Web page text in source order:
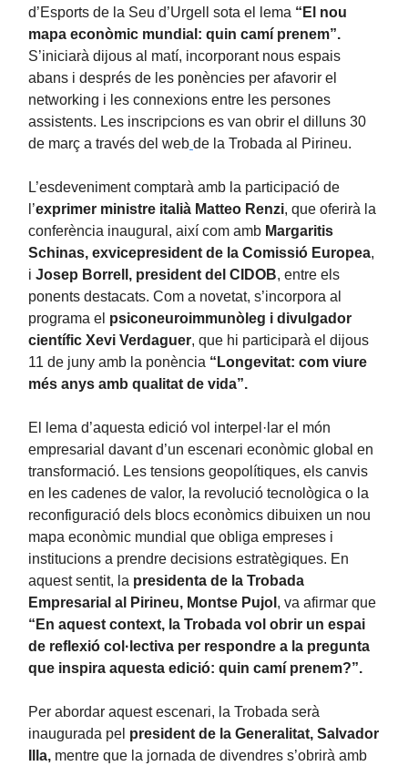
d’Esports de la Seu d’Urgell sota el lema “El nou
mapa econòmic mundial: quin camí prenem”.
S’iniciarà dijous al matí, incorporant nous espais
abans i després de les ponències per afavorir el
networking i les connexions entre les persones
assistents. Les inscripcions es van obrir el dilluns 30
de març a través del web de la Trobada al Pirineu.
L’esdeveniment comptarà amb la participació de
l’exprimer ministre italià Matteo Renzi, que oferirà la
conferència inaugural, així com amb Margaritis
Schinas, exvicepresident de la Comissió Europea,
i Josep Borrell, president del CIDOB, entre els
ponents destacats. Com a novetat, s’incorpora al
programa el psiconeuroimmunòleg i divulgador
científic Xevi Verdaguer, que hi participarà el dijous
11 de juny amb la ponència “Longevitat: com viure
més anys amb qualitat de vida”.
El lema d’aquesta edició vol interpel·lar el món
empresarial davant d’un escenari econòmic global en
transformació. Les tensions geopolítiques, els canvis
en les cadenes de valor, la revolució tecnològica o la
reconfiguració dels blocs econòmics dibuixen un nou
mapa econòmic mundial que obliga empreses i
institucions a prendre decisions estratègiques. En
aquest sentit, la presidenta de la Trobada
Empresarial al Pirineu, Montse Pujol , va afirmar que
“En aquest context, la Trobada vol obrir un espai
de reflexió col·lectiva per respondre a la pregunta
que inspira aquesta edició: quin camí prenem?”.
Per abordar aquest escenari, la Trobada serà
inaugurada pel president de la Generalitat, Salvador
Illa, mentre que la jornada de divendres s’obrirà amb